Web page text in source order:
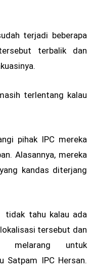
terjadi beberapa
terbalik dan
terlentang kalau
pihak IPC mereka
Alasannya, mereka
kandas diterjang
tidak tahu kalau ada
tersebut dan
melarang untuk
Satpam IPC Hersan.